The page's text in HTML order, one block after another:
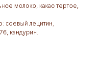
молоко, какао тертое,
соевый лецитин,
кандурин.